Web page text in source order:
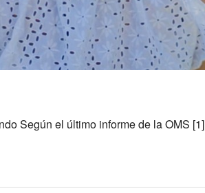
Según el último informe de la OMS